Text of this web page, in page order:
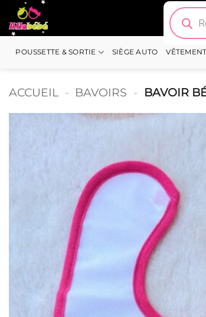
Passer
au
contenu
Recherche
de
produits
POUSSETTE & SORTIE SIÈGE AUTO
ACCUEIL - BAVOIRS - BAVOIR